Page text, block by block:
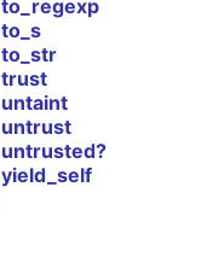
to_regexp
to_s
to_str
trust
untaint
untrust
untrusted?
yield_self